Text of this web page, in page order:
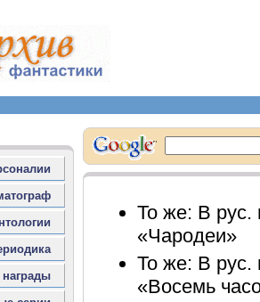
То же: В рус.
«Чародеи»
То же: В рус.
«Восемь